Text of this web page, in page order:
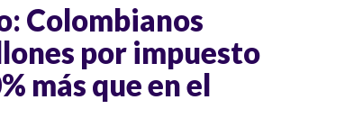
Colombianos
por impuesto
más que en el